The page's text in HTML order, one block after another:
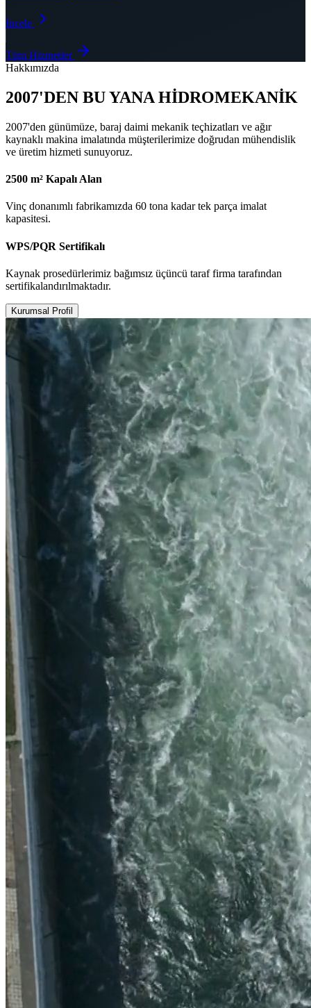
İncele
Tüm Hizmetler
Hakkımızda
2007'DEN BU YANA HİDROMEKANİK
2007'den günümüze, baraj daimi mekanik teçhizatları ve ağır
kaynaklı makina imalatında müşterilerimize doğrudan mühendislik
ve üretim hizmeti sunuyoruz.
2500 m² Kapalı Alan
Vinç donanımlı fabrikamızda 60 tona kadar tek parça imalat
kapasitesi.
WPS/PQR Sertifikalı
Kaynak prosedürlerimiz bağımsız üçüncü taraf firma tarafından
sertifikalandırılmaktadır.
Kurumsal Profil